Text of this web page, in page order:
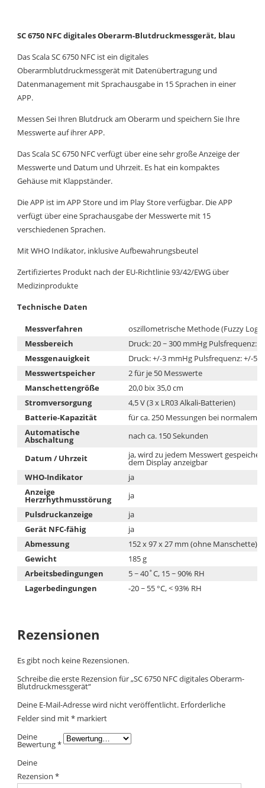
SC 6750 NFC digitales Oberarm-Blutdruckmessgerät, blau
Das Scala SC 6750 NFC ist ein digitales
Oberarmblutdruckmessgerät mit Datenübertragung und
Datenmanagement mit Sprachausgabe in 15 Sprachen in einer
APP.
Messen Sei Ihren Blutdruck am Oberarm und speichern Sie Ihre
Messwerte auf ihrer APP.
Das Scala SC 6750 NFC verfügt über eine sehr große Anzeige der
Messwerte und Datum und Uhrzeit. Es hat ein kompaktes
Gehäuse mit Klappständer.
Die APP ist im APP Store und im Play Store verfügbar. Die APP
verfügt über eine Sprachausgabe der Messwerte mit 15
verschiedenen Sprachen.
Mit WHO Indikator, inklusive Aufbewahrungsbeutel
Zertifiziertes Produkt nach der EU-Richtlinie 93/42/EWG über
Medizinprodukte
Technische Daten
Messverfahren
oszillometrische Methode (Fuzzy
Messbereich
Druck: 20 ~ 300 mmHg Pulsfrequenz:
Messgenauigkeit
Druck: +/-3 mmHg Pulsfrequenz: +/-
Messwertspeicher
2 für je 50 Messwerte
Manschettengröße
20,0 bix 35,0 cm
Stromversorgung
4,5 V (3 x LR03 Alkali-Batterien)
Batterie-Kapazität
für ca. 250 Messungen bei normalem
Automatische
Abschaltung nach ca. 150 Sekunden
Datum / Uhrzeit ja, wird zu jedem Messwert
dem Display anzeigbar
WHO-Indikator
ja
Anzeige
Herzrhythmusstörung
ja
Pulsdruckanzeige
ja
Gerät NFC-fähig
ja
Abmessung
152 x 97 x 27 mm (ohne Manschette)
Gewicht
185 g
Arbeitsbedingungen
5 ~ 40˚C, 15 ~ 90% RH
Lagerbedingungen
-20 ~ 55 °C, < 93% RH
Rezensionen
Es gibt noch keine Rezensionen.
Schreibe die erste Rezension für „SC 6750 NFC digitales Oberarm-
Blutdruckmessgerät“
Deine E-Mail-Adresse wird nicht veröffentlicht. Erforderliche
Felder sind mit* markiert
Deine
Bewertung*
Deine
Rezension*